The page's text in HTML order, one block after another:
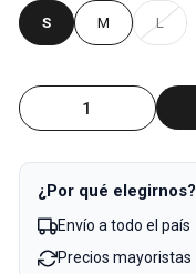
S M L
¿Por qué elegirnos?
Envío a todo el país
Precios mayoristas